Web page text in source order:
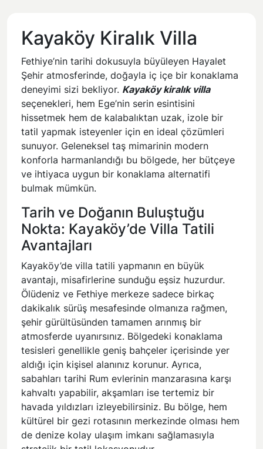
Kayaköy Kiralık Villa
Fethiye’nin tarihi dokusuyla büyüleyen Hayalet
Şehir atmosferinde, doğayla iç içe bir konaklama
deneyimi sizi bekliyor. Kayaköy kiralık villa
seçenekleri, hem Ege’nin serin esintisini
hissetmek hem de kalabalıktan uzak, izole bir
tatil yapmak isteyenler için en ideal çözümleri
sunuyor. Geleneksel taş mimarinin modern
konforla harmanlandığı bu bölgede, her bütçeye
ve ihtiyaca uygun bir konaklama alternatifi
bulmak mümkün.
Tarih ve Doğanın Buluştuğu
Nokta: Kayaköy’de Villa Tatili
Avantajları
Kayaköy’de villa tatili yapmanın en büyük
avantajı, misafirlerine sunduğu eşsiz huzurdur.
Ölüdeniz ve Fethiye merkeze sadece birkaç
dakikalık sürüş mesafesinde olmanıza rağmen,
şehir gürültüsünden tamamen arınmış bir
atmosferde uyanırsınız. Bölgedeki konaklama
tesisleri genellikle geniş bahçeler içerisinde yer
aldığı için kişisel alanınız korunur. Ayrıca,
sabahları tarihi Rum evlerinin manzarasına karşı
kahvaltı yapabilir, akşamları ise tertemiz bir
havada yıldızları izleyebilirsiniz. Bu bölge, hem
kültürel bir gezi rotasının merkezinde olması hem
de denize kolay ulaşım imkanı sağlamasıyla